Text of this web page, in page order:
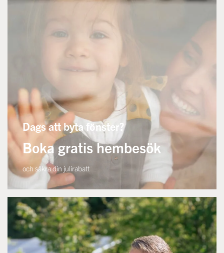
Dags att byta fönster?
Boka gratis hembesök
och säkra din julirabatt